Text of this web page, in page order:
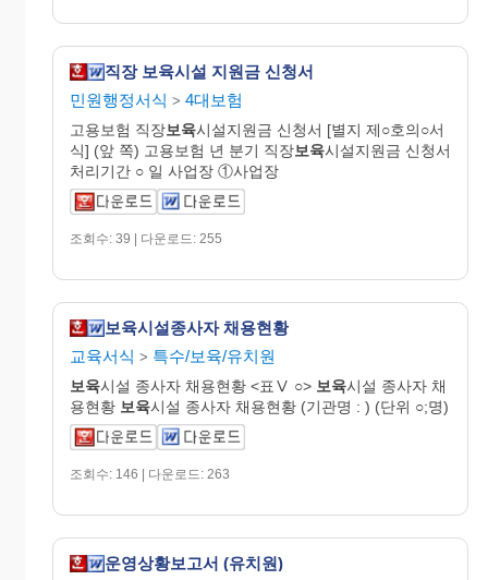
직장 보육시설 지원금 신청서
민원행정서식 > 4대보험
고용보험 직장보육시설지원금 신청서 [별지 제○호의○서
식] (앞 쪽) 고용보험 년 분기 직장보육시설지원금 신청서
처리기간 ○ 일 사업장 ①사업장
조회수: 39 | 다운로드: 255
보육시설종사자 채용현황
교육서식 > 특수/보육/유치원
보육시설 종사자 채용현황 <표Ⅴ ○> 보육시설 종사자 채
용현황 보육시설 종사자 채용현황 (기관명 : ) (단위 ○;명)
조회수: 146 | 다운로드: 263
운영상황보고서 (유치원)